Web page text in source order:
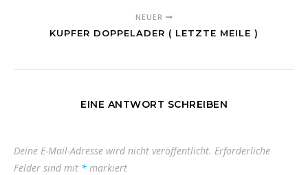
NEUER
KUPFER DOPPELADER ( LETZTE MEILE )
EINE ANTWORT SCHREIBEN
Deine E-Mail-Adresse wird nicht veröffentlicht. Erforderliche
Felder sind mit * markiert